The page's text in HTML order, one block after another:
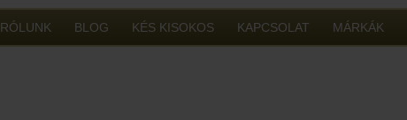
RÓLUNK BLOG KÉS KISOKOS KAPCSOLAT MÁRKÁK